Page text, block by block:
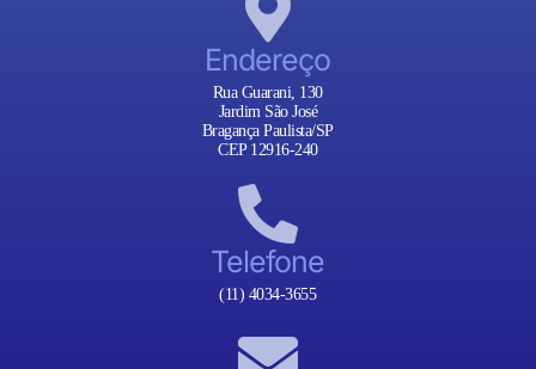
Endereço
Rua Guarani, 130
Jardim São José
Bragança Paulista/SP
CEP 12916-240
Telefone
(11) 4034-3655